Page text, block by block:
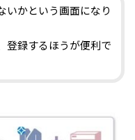
いかという画面になり
登録するほうが便利で